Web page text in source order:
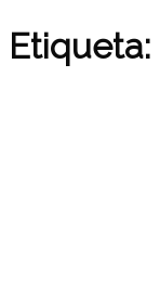
Etiqueta: